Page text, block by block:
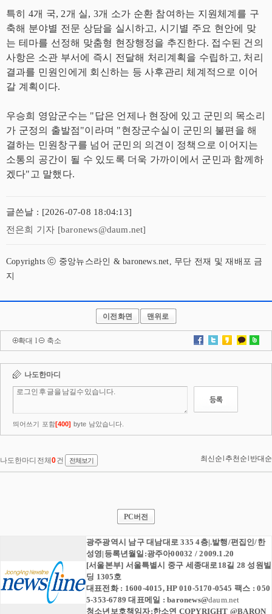
특히 4개 국, 2개 실, 3개 소가 순환 참여하는 지원체계를 구
축해 분야별 전문 상담을 실시하고, 시기별 주요 현안에 맞
는 테마를 선정해 맞춤형 현장행정을 추진한다. 접수된 건의
사항은 소관 부서에 즉시 전달해 처리계획을 수립하고, 처리
결과를 민원인에게 회신하는 등 사후관리 체계적으로 이어
갈 계획이다.
우승희 영암군수는 "답은 언제나 현장에 있고 군민의 목소리
가 군정의 출발점"이라며 "현장군수실이 군민의 불편을 해
결하는 민원창구를 넘어 군민의 의견이 정책으로 이어지는
소통의 공간이 될 수 있도록 더욱 가까이에서 군민과 함께하
겠다"고 말했다.
글쓴날 : [2026-07-08 18:04:13]
전은희 기자 [baronews@daum.net]
Copyrights ⓒ 중앙뉴스라인 & baronews.net, 무단 전재 및 재배포 금
지
이전화면 맨위로
확대 l 축소
PC버전
광주광역시 남구 대남대로 335 4층|.발행/편집인/한
성영|등록년월일:광주아00032 / 2009.1.20
[서울본부] 서울특별시 중구 세종대로18길 28 성원빌
딩 1305호
대표전화 : 1600-4015, HP 010-5170-0545 팩스 : 050
5-353-6789 대표메일 :baronews@daum.net
청소년보호책임자:한소연 COPYRIGHT @BARON